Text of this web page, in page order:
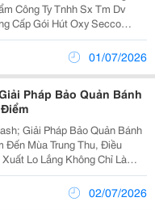
Dv
Cấp Gói Hút Oxy Secco
Phẩm Sau Khi Đóng Gói.
Lượng Oxy Còn Lại Trong
01/07/2026
Pháp Bảo Quản Bánh
Giải Pháp Bảo Quản Bánh
Lo Lắng Không Chỉ Là
Sao Để Bánh Giữ Được
Gian Trưng Bày Và Vận
02/07/2026